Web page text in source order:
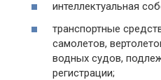
интеллектуальная
транспортные
самолетов,
водных судов,
регистрации;